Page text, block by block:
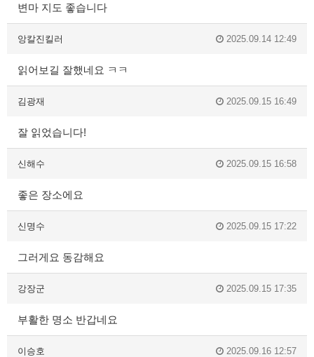
변마 지도 좋습니다
앙칼진킬러 2025.09.14 12:49
읽어보길 잘했네요 ㅋㅋ
김광재 2025.09.15 16:49
잘 읽었습니다!
신해수 2025.09.15 16:58
좋은 장소에요
신명수 2025.09.15 17:22
그러게요 동감해요
강장군 2025.09.15 17:35
부활한 명소 반갑네요
이승호 2025.09.16 12:57